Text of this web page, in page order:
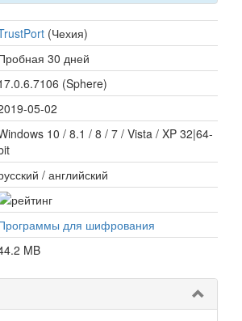
(Чехия)
30 дней
(Sphere)
05-02
10 / 8.1 / 8 / 7 / Vista / XP 32|64-
/ английский
для шифрования
MB